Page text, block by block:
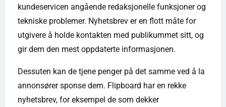
kundeservicen angående redaksjonelle funksjoner og
tekniske problemer. Nyhetsbrev er en flott måte for
utgivere å holde kontakten med publikummet sitt, og
gir dem den mest oppdaterte informasjonen.
Dessuten kan de tjene penger på det samme ved å la
annonsører sponse dem. Flipboard har en rekke
nyhetsbrev, for eksempel de som dekker